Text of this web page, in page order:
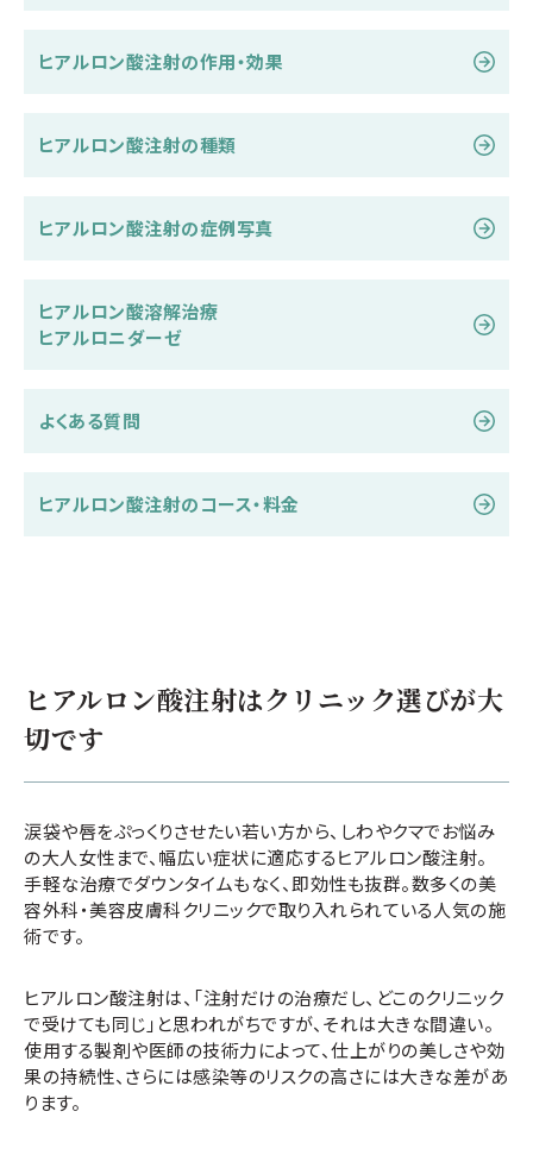
ヒアルロン酸注射の作用・効果
ヒアルロン酸注射の種類
ヒアルロン酸注射の症例写真
ヒアルロン酸溶解治療
ヒアルロニダーゼ
よくある質問
ヒアルロン酸注射のコース・料金
ヒアルロン酸注射はクリニック選びが大
切です
涙袋や唇をぷっくりさせたい若い方から、しわやクマでお悩み
の大人女性まで、幅広い症状に適応するヒアルロン酸注射。
手軽な治療でダウンタイムもなく、即効性も抜群。数多くの美
容外科・美容皮膚科クリニックで取り入れられている人気の施
術です。
ヒアルロン酸注射は、「注射だけの治療だし、どこのクリニック
で受けても同じ」と思われがちですが、それは大きな間違い。
使用する製剤や医師の技術力によって、仕上がりの美しさや効
果の持続性、さらには感染等のリスクの高さには大きな差があ
ります。